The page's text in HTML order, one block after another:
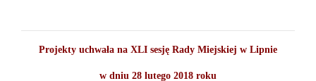
Projekty uchwała na XLI sesję Rady Miejskiej w Lipnie
w dniu 28 lutego 2018 roku